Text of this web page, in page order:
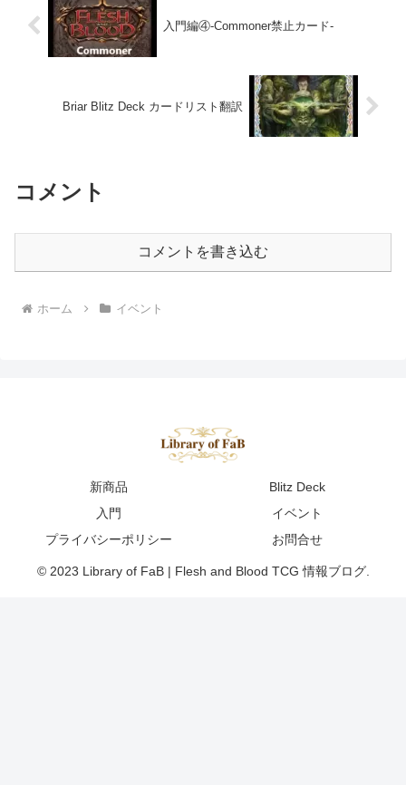
入門編④-Commoner禁止カード-
Briar Blitz Deck カードリスト翻訳
コメント
コメントを書き込む
ホーム イベント
新商品
Blitz Deck
入門
イベント
プライバシーポリシー
お問合せ
© 2023 Library of FaB | Flesh and Blood TCG 情報ブログ.